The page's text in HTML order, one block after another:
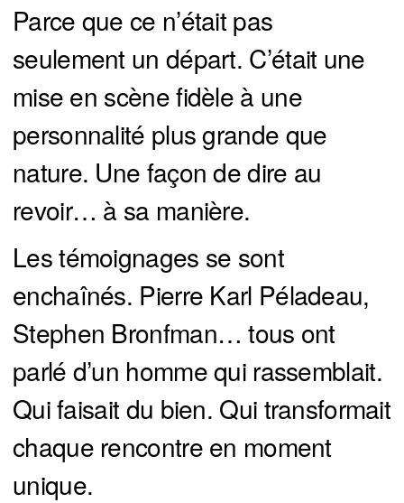
Parce que ce n’était pas
seulement un départ. C’était une
mise en scène fidèle à une
personnalité plus grande que
nature. Une façon de dire au
revoir… à sa manière.
Les témoignages se sont
enchaînés. Pierre Karl Péladeau,
Stephen Bronfman… tous ont
parlé d’un homme qui rassemblait.
Qui faisait du bien. Qui transformait
chaque rencontre en moment
unique.